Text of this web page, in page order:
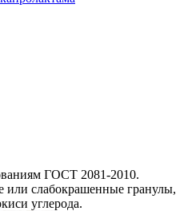
ГОСТ 2081-2010.
слабокрашенные гранулы,
углерода.